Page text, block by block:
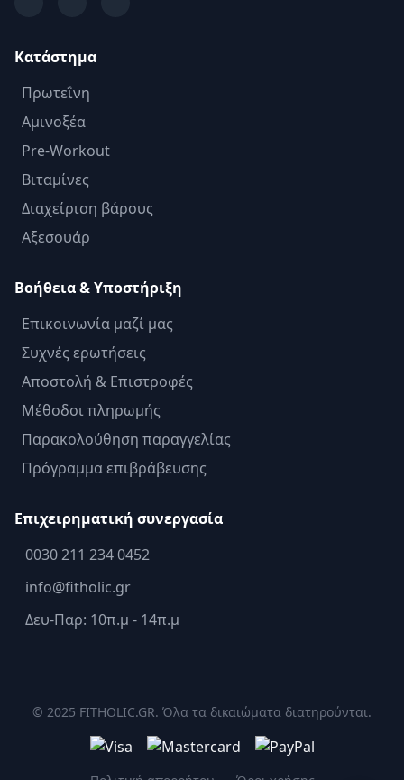
Κατάστημα
Πρωτεΐνη
Αμινοξέα
Pre-Workout
Βιταμίνες
Διαχείριση βάρους
Αξεσουάρ
Βοήθεια & Υποστήριξη
Επικοινωνία μαζί μας
Συχνές ερωτήσεις
Αποστολή & Επιστροφές
Μέθοδοι πληρωμής
Παρακολούθηση παραγγελίας
Πρόγραμμα επιβράβευσης
Επιχειρηματική συνεργασία
0030 211 234 0452
info@fitholic.gr
Δευ-Παρ: 10π.μ - 14π.μ
© 2025 FITHOLIC.GR. Όλα τα δικαιώματα διατηρούνται.